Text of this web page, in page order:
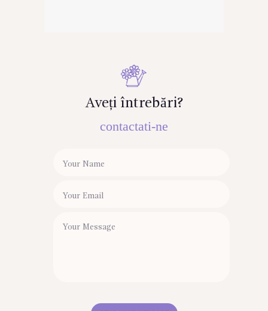
Aveți întrebări?
contactati-ne